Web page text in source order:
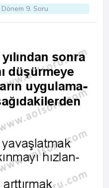
Dönem 9. Soru